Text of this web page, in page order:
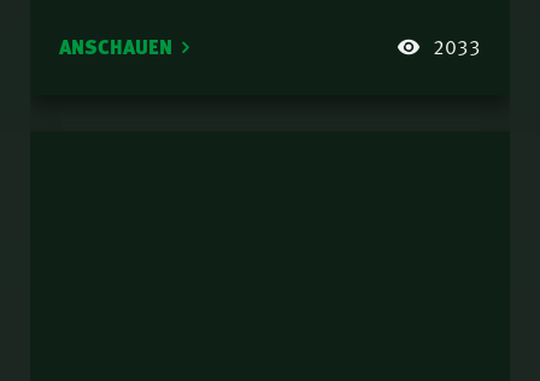
ANSCHAUEN 2033